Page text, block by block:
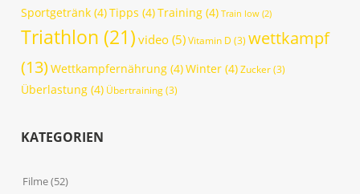
Sportgetränk (4)Tipps (4)Training (4) Train low (2)
Triathlon (21) video (5)Vitamin D (3) wettkampf
(13)Wettkampfernährung (4)Winter (4)Zucker(3)
Überlastung (4) Übertraining(3)
KATEGORIEN
Filme(52)